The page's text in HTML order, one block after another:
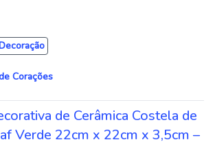
Corações
de Cerâmica Costela de
Verde 22cm x 22cm x 3,5cm –